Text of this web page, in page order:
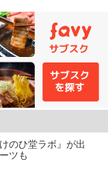
のひ堂ラボ』が出
ツも